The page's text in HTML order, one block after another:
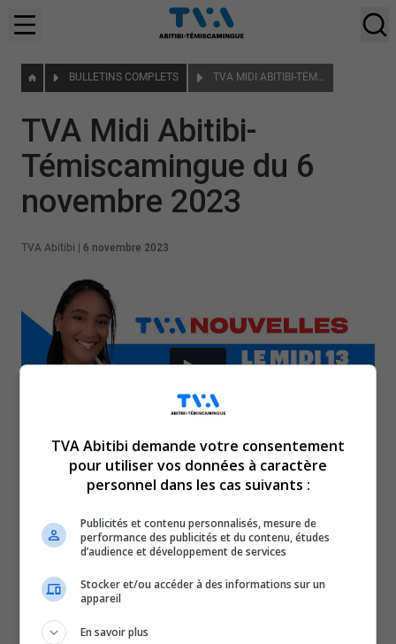
BULLETINS COMPLETS TVA MIDI ABITIBI-TÉMISCAMINGUE DU 6 NOVEMBRE 2023
TVA Midi Abitibi-
Témiscamingue du 6
novembre 2023
TVA Abitibi 6 novembre 2023
Première journée de grève pour le Front commun.
Inauguration des nouveaux locaux du Centre de
Bénévolat de Val-d’Or.
TVA Abitibi demande votre consentement
pour utiliser vos données à caractère
personnel dans les cas suivants :
Publicités et contenu personnalisés, mesure de
performance des publicités et du contenu, études
d’audience et développement de services
Stocker et/ou accéder à des informations sur un
appareil
En savoir plus